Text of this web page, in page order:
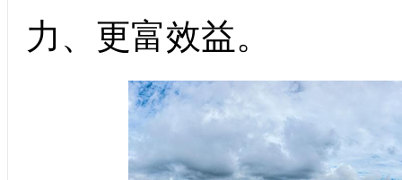
力、更富效益。